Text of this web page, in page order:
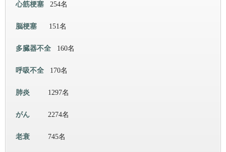
心筋梗塞 254名
脳梗塞 151名
多臓器不全 160名
呼吸不全 170名
肺炎 1297名
がん 2274名
老衰 745名